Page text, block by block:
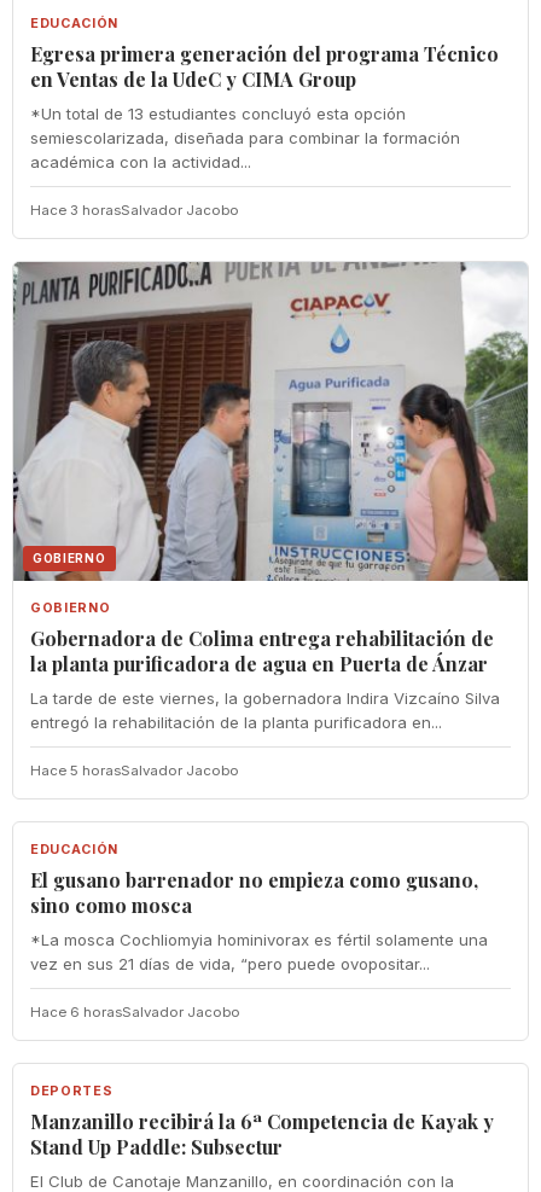
EDUCACIÓN
Egresa primera generación del programa Técnico
en Ventas de la UdeC y CIMA Group
*Un total de 13 estudiantes concluyó esta opción
semiescolarizada, diseñada para combinar la formación
académica con la actividad...
Hace 3 horasSalvador Jacobo
GOBIERNO
GOBIERNO
Gobernadora de Colima entrega rehabilitación de
la planta purificadora de agua en Puerta de Ánzar
La tarde de este viernes, la gobernadora Indira Vizcaíno Silva
entregó la rehabilitación de la planta purificadora en...
Hace 5 horasSalvador Jacobo
EDUCACIÓN
EDUCACIÓN
El gusano barrenador no empieza como gusano,
sino como mosca
*La mosca Cochliomyia hominivorax es fértil solamente una
vez en sus 21 días de vida, “pero puede ovopositar...
Hace 6 horasSalvador Jacobo
DEPORTES
DEPORTES
Manzanillo recibirá la 6ª Competencia de Kayak y
Stand Up Paddle: Subsectur
El Club de Canotaje Manzanillo, en coordinación con la